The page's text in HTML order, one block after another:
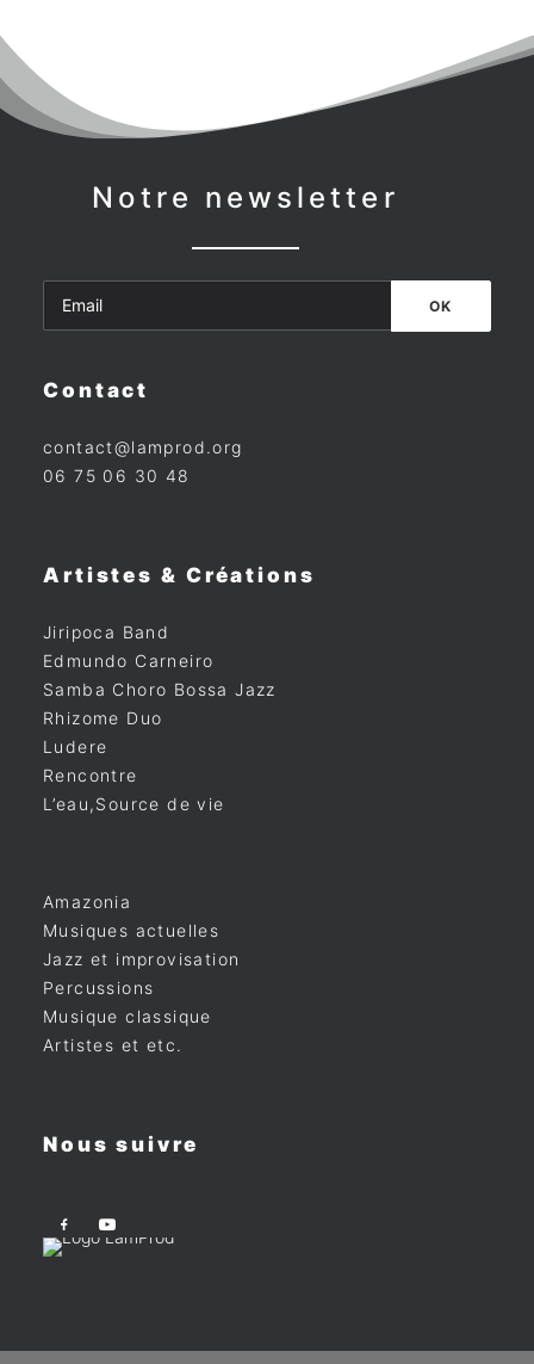
Notre newsletter
Contact
contact@lamprod.org
06 75 06 30 48
Artistes & Créations
Jiripoca Band
Edmundo Carneiro
Samba Choro Bossa Jazz
Rhizome Duo
Ludere
Rencontre
L’eau,Source de vie
Amazonia
Musiques actuelles
Jazz et improvisation
Percussions
Musique classique
Artistes et etc.
Nous suivre